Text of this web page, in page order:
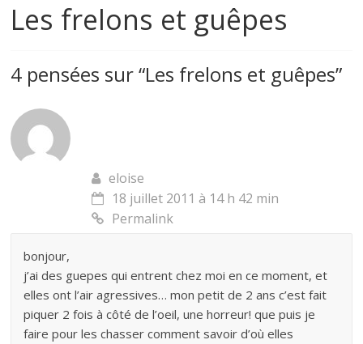
Les frelons et guêpes
4 pensées sur “Les frelons et guêpes”
eloise
18 juillet 2011 à 14 h 42 min
Permalink
bonjour,
j’ai des guepes qui entrent chez moi en ce moment, et
elles ont l’air agressives… mon petit de 2 ans c’est fait
piquer 2 fois à côté de l’oeil, une horreur! que puis je
faire pour les chasser comment savoir d’où elles